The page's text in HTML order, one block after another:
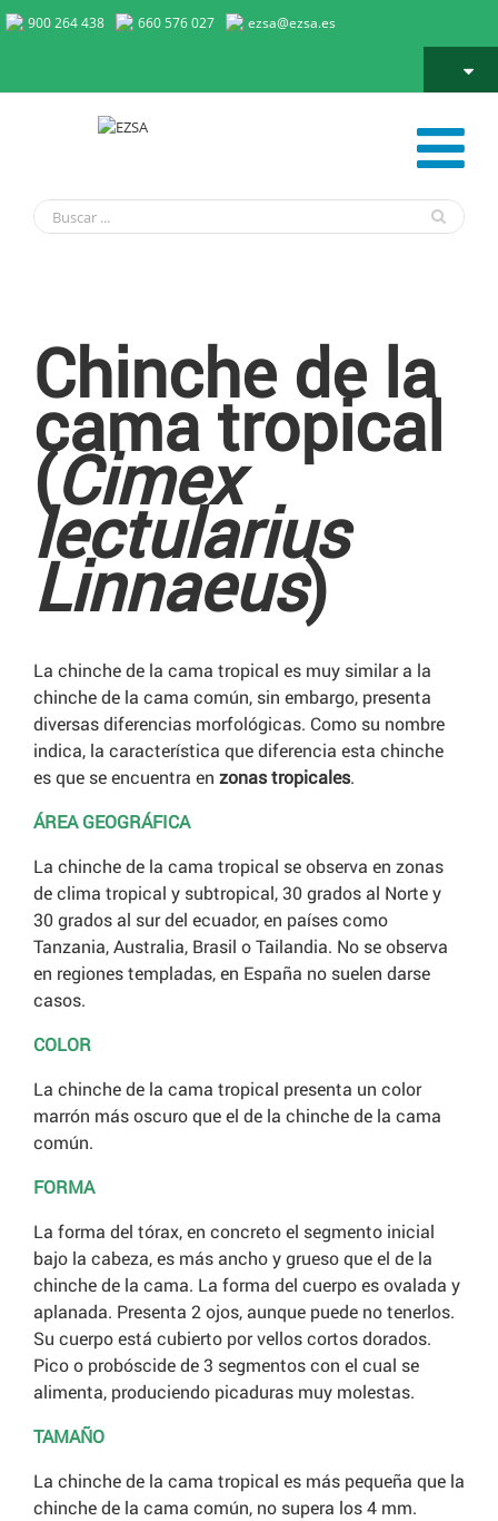
900 264 438 660 576 027 ezsa@ezsa.es
Chinche de la
cama tropical
(Cimex
lectularius
Linnaeus)
La chinche de la cama tropical es muy similar a la
chinche de la cama común, sin embargo, presenta
diversas diferencias morfológicas. Como su nombre
indica, la característica que diferencia esta chinche
es que se encuentra en zonas tropicales.
ÁREA GEOGRÁFICA
La chinche de la cama tropical se observa en zonas
de clima tropical y subtropical, 30 grados al Norte y
30 grados al sur del ecuador, en países como
Tanzania, Australia, Brasil o Tailandia. No se observa
en regiones templadas, en España no suelen darse
casos.
COLOR
La chinche de la cama tropical presenta un color
marrón más oscuro que el de la chinche de la cama
común.
FORMA
La forma del tórax, en concreto el segmento inicial
bajo la cabeza, es más ancho y grueso que el de la
chinche de la cama. La forma del cuerpo es ovalada y
aplanada. Presenta 2 ojos, aunque puede no tenerlos.
Su cuerpo está cubierto por vellos cortos dorados.
Pico o probóscide de 3 segmentos con el cual se
alimenta, produciendo picaduras muy molestas.
TAMAÑO
La chinche de la cama tropical es más pequeña que la
chinche de la cama común, no supera los 4 mm.